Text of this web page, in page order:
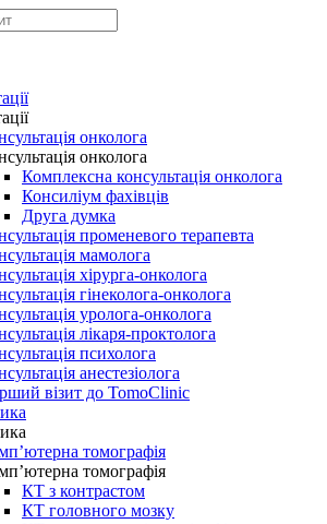
онколога
онколога
Комплексна консультація онколога
Консиліум фахівців
Друга думка
променевого терапевта
мамолога
хірурга-онколога
гінеколога-онколога
уролога-онколога
лікаря-проктолога
психолога
анестезіолога
візит до TomoClinic
томографія
томографія
КТ з контрастом
КТ головного мозку